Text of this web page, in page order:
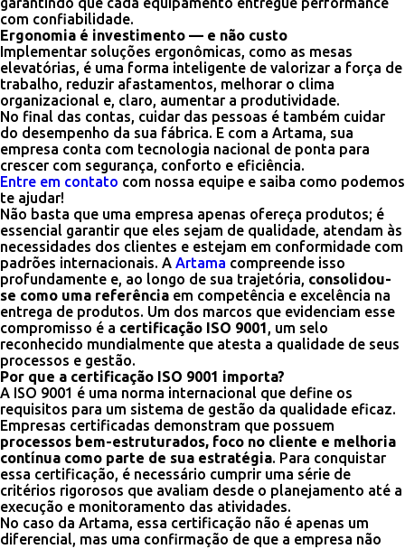
com confiabilidade.
Ergonomia é investimento — e não custo
Implementar soluções ergonômicas, como as mesas
elevatórias, é uma forma inteligente de valorizar a força de
trabalho, reduzir afastamentos, melhorar o clima
organizacional e, claro, aumentar a produtividade.
No final das contas, cuidar das pessoas é também cuidar
do desempenho da sua fábrica. E com a Artama, sua
empresa conta com tecnologia nacional de ponta para
crescer com segurança, conforto e eficiência.
Entre em contato com nossa equipe e saiba como podemos
te ajudar!
Não basta que uma empresa apenas ofereça produtos; é
essencial garantir que eles sejam de qualidade, atendam às
necessidades dos clientes e estejam em conformidade com
padrões internacionais. A Artama compreende isso
profundamente e, ao longo de sua trajetória, consolidou-
se como uma referência em competência e excelência na
entrega de produtos. Um dos marcos que evidenciam esse
compromisso é a certificação ISO 9001, um selo
reconhecido mundialmente que atesta a qualidade de seus
processos e gestão.
Por que a certificação ISO 9001 importa?
A ISO 9001 é uma norma internacional que define os
requisitos para um sistema de gestão da qualidade eficaz.
Empresas certificadas demonstram que possuem
processos bem-estruturados, foco no cliente e melhoria
contínua como parte de sua estratégia. Para conquistar
essa certificação, é necessário cumprir uma série de
critérios rigorosos que avaliam desde o planejamento até a
execução e monitoramento das atividades.
No caso da Artama, essa certificação não é apenas um
diferencial, mas uma confirmação de que a empresa não